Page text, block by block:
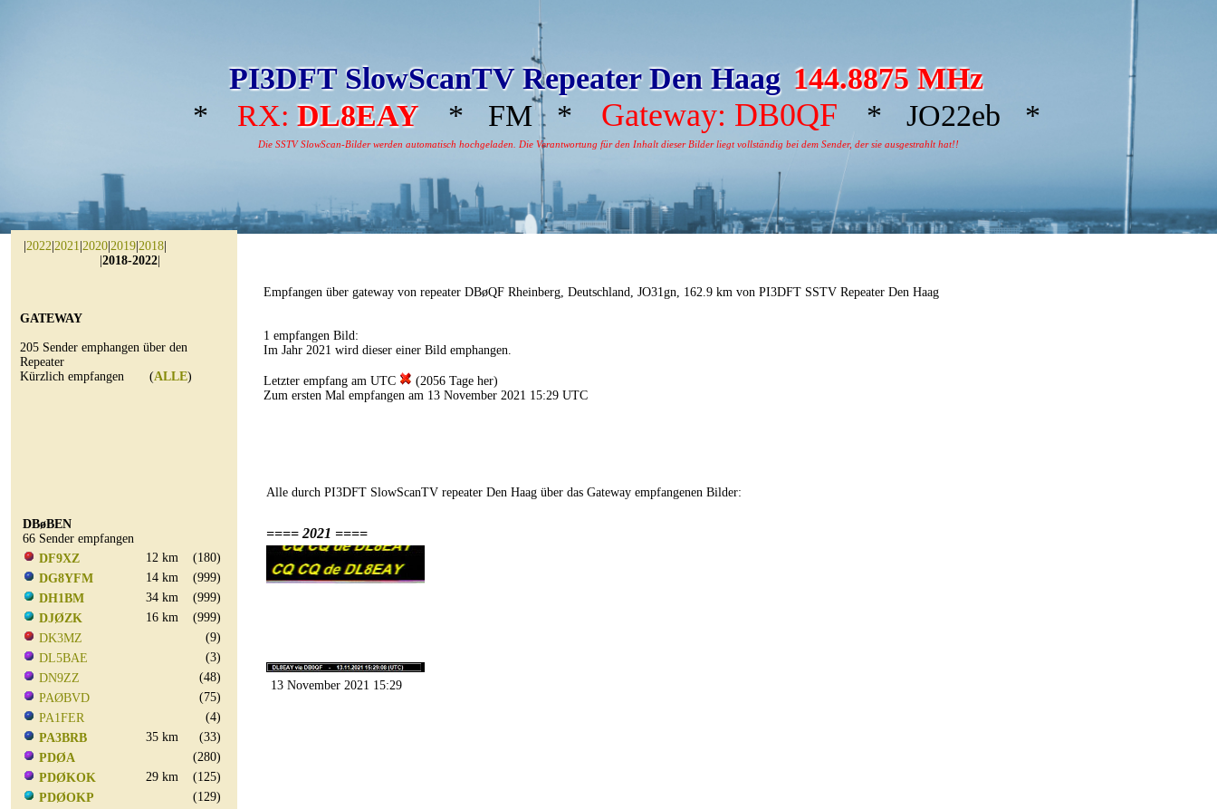
PI3DFT SlowScanTV Repeater Den Haag 144.8875 MHz
*
RX: DL8EAY * FM * Gateway: DB0QF * JO22eb *
Die SSTV SlowScan-Bilder werden automatisch hochgeladen. Die Verantwortung für den Inhalt dieser Bilder liegt vollständig bei dem Sender, der sie ausgestrahlt hat!!
2022 2021 2020 2019 2018
2018-2022
GATEWAY
205 Sender emphangen über den
Repeater
Kürzlich empfangen (ALLE)
DBøBEN
66 Sender empfangen
DF9XZ
12 km
(180)
DG8YFM
14 km
(999)
DH1BM
34 km
(999)
DJØZK
16 km
(999)
DK3MZ
(9)
DL5BAE
(3)
DN9ZZ
(48)
PAØBVD
(75)
PA1FER
(4)
PA3BRB
35 km
(33)
PDØA
(280)
PDØKOK
29 km
(125)
PDØOKP
(129)
Empfangen über gateway von repeater DBøQF Rheinberg, Deutschland, JO31gn, 162.9 km von PI3DFT SSTV Repeater Den Haag
1 empfangen Bild:
Im Jahr 2021 wird dieser einer Bild emphangen.
Letzter empfang am UTC
(2056 Tage her)
Zum ersten Mal empfangen am 13 November 2021 15:29 UTC
Alle durch PI3DFT SlowScanTV repeater Den Haag über das Gateway empfangenen Bilder:
==== 2021 ====
13 November 2021 15:29